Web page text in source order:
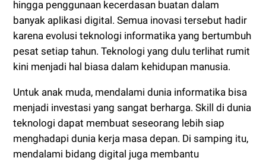
hingga penggunaan kecerdasan buatan dalam
banyak aplikasi digital. Semua inovasi tersebut hadir
karena evolusi teknologi informatika yang bertumbuh
pesat setiap tahun. Teknologi yang dulu terlihat rumit
kini menjadi hal biasa dalam kehidupan manusia.
Untuk anak muda, mendalami dunia informatika bisa
menjadi investasi yang sangat berharga. Skill di dunia
teknologi dapat membuat seseorang lebih siap
menghadapi dunia kerja masa depan. Di samping itu,
mendalami bidang digital juga membantu